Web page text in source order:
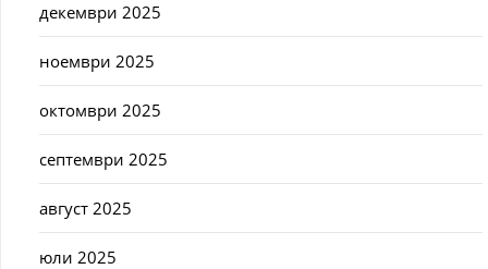
декември 2025
ноември 2025
октомври 2025
септември 2025
август 2025
юли 2025